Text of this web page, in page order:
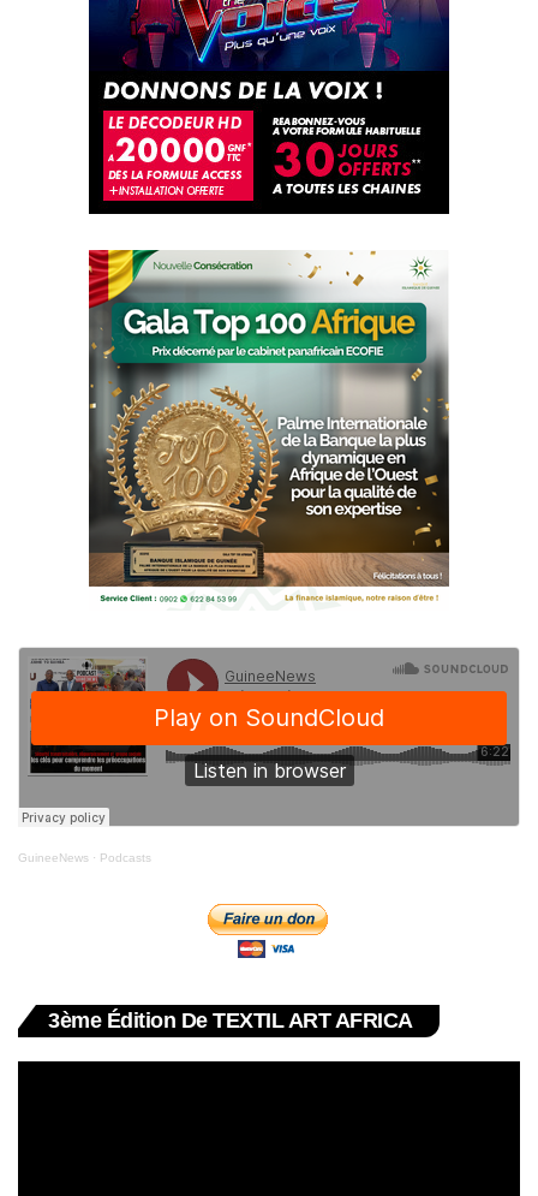
GuineeNews · Podcasts
3ème Édition De TEXTIL ART AFRICA